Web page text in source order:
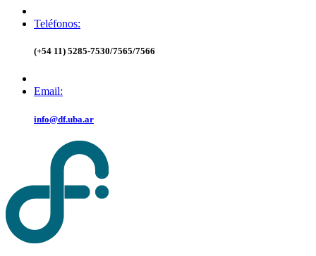
Teléfonos:
(+54 11) 5285-7530/7565/7566
Email:
info@df.uba.ar